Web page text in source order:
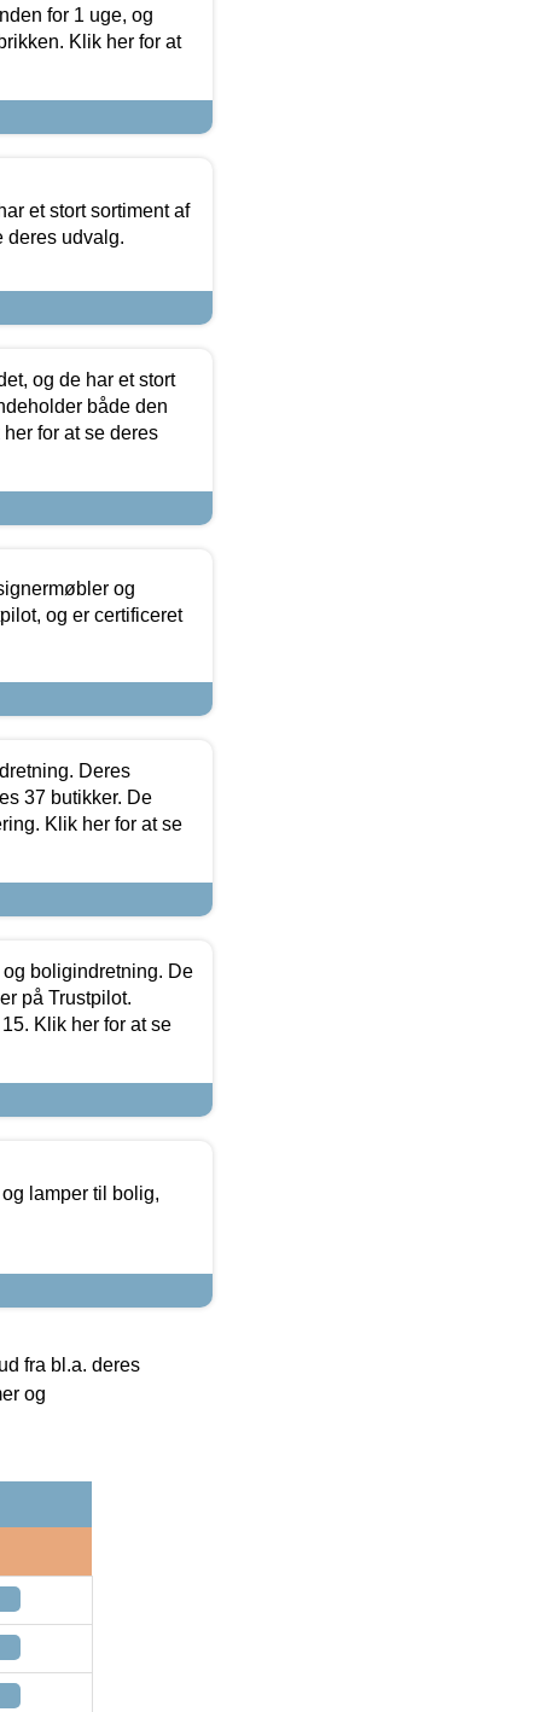
for 1 uge, og
Klik her for at
et stort sortiment af
deres udvalg.
og de har et stort
både den
for at se deres
og
og er certificeret
Deres
37 butikker. De
Klik her for at se
boligindretning. De
på Trustpilot.
Klik her for at se
lamper til bolig,
fra bl.a. deres
og